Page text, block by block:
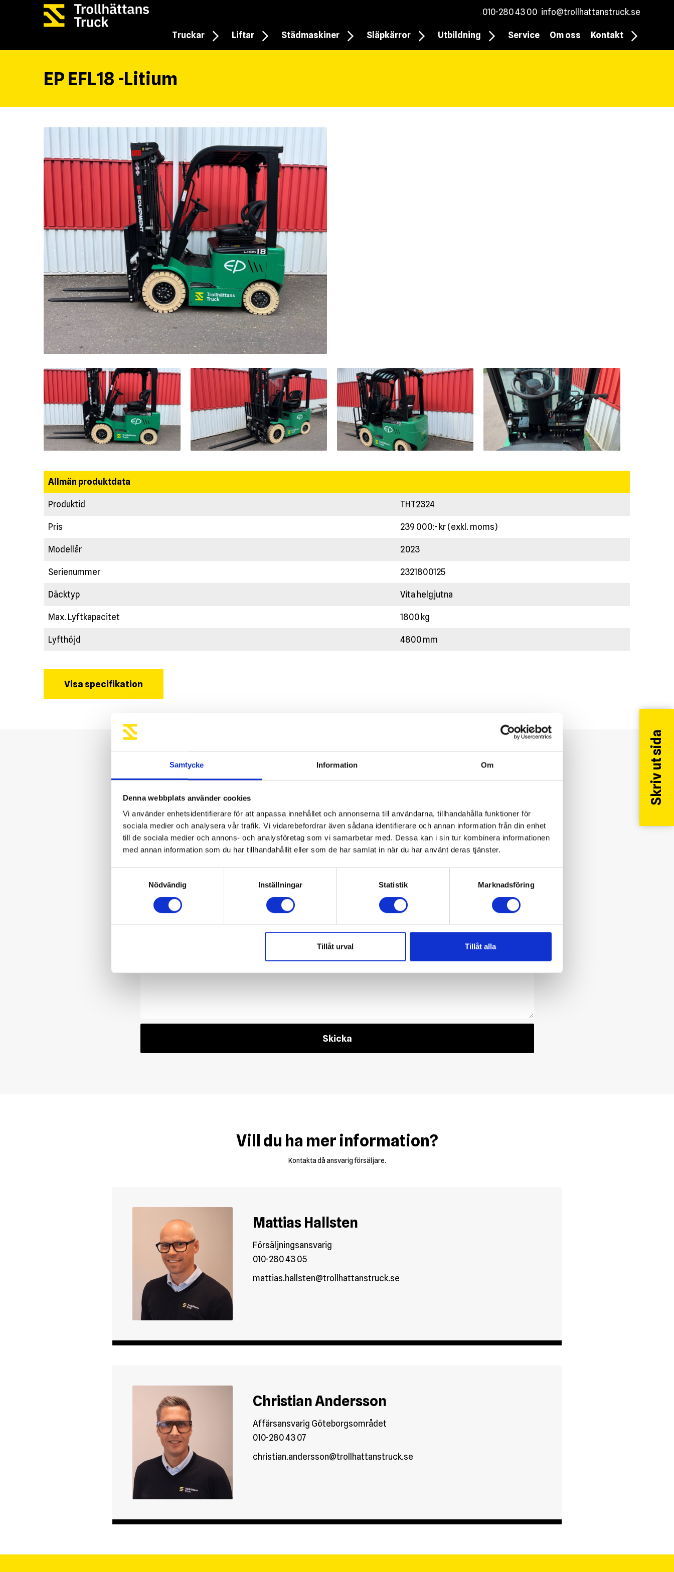
Samtycke Information Om
Denna webbplats använder cookies
Vi använder enhetsidentifierare för att anpassa innehållet och annonserna till användarna, tillhandahålla funktioner för
sociala medier och analysera vår trafik. Vi vidarebefordrar även sådana identifierare och annan information från din enhet
till de sociala medier och annons- och analysföretag som vi samarbetar med. Dessa kan i sin tur kombinera informationen
med annan information som du har tillhandahållit eller som de har samlat in när du har använt deras tjänster.
Nödvändig
Inställningar Statistik Marknadsföring
Tillåt urval Tillåt alla
Truckar Liftar Städmaskiner Släpkärror Utbildning Service Om oss Kontakt
010-280 43 00 info@trollhattanstruck.se
EP EFL18 -Litium
Skriv ut sida
Allmän produktdata
Produktid THT2324
Pris 239 000:- kr (exkl. moms)
Modellår 2023
Serienummer 2321800125
Däcktyp Vita helgjutna
Max. Lyftkapacitet 1800 kg
Lyfthöjd 4800 mm
Visa specifikation
Är du intresserad av maskinen?
Vill du ha mer information?
Kontakta då ansvarig försäljare.
Mattias Hallsten
Försäljningsansvarig
010-280 43 05
mattias.hallsten@trollhattanstruck.se
Christian Andersson
Affärsansvarig Göteborgsområdet
010-280 43 07
christian.andersson@trollhattanstruck.se